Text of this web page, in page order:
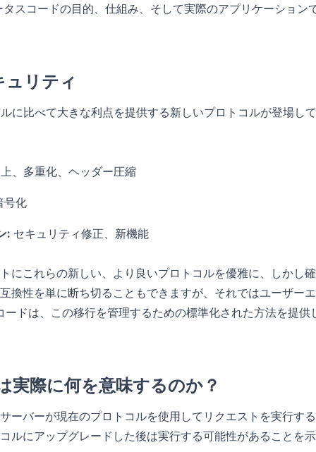
スコードの目的、仕組み、そして実際のアプリケーション
リティ
に比べて大きな利点を提供する新しいプロトコルが登場して
、多重化、ヘッダー圧縮
号化
: セキュリティ修正、新機能
にこれらの新しい、より良いプロトコルを優雅に、しかし
換性を単に断ち切ることもできますが、それではユーザー
ードは、この移行を管理するための標準化された方法を提供
実際に何を意味するのか？
ーバーが現在のプロトコルを使用してリクエストを実行する
ルにアップグレードした後は実行する可能性があることを